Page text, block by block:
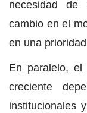
necesidad de
cambio en el
en una
En paralelo, el
creciente
institucionales